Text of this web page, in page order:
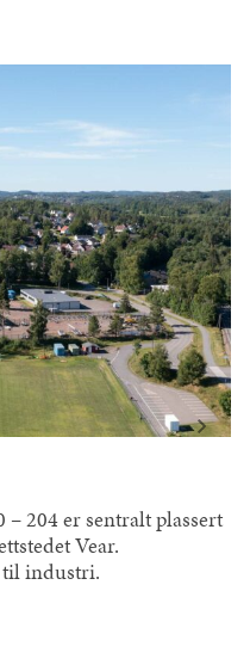
204 er sentralt plassert
Vear.
til industri.